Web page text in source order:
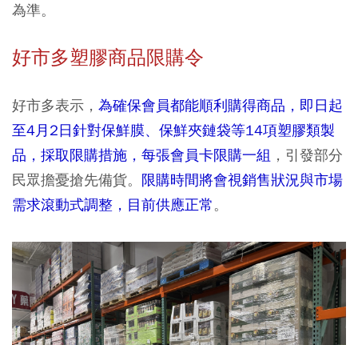
為準。
好市多塑膠商品限購令
好市多表示， 為確保會員都能順利購得商品，即日起
至4月2日針對保鮮膜、保鮮夾鏈袋等14項塑膠類製
品，採取限購措施，每張會員卡限購一組 ，引發部分
民眾擔憂搶先備貨。 限購時間將會視銷售狀況與市場
需求滾動式調整，目前供應正常。